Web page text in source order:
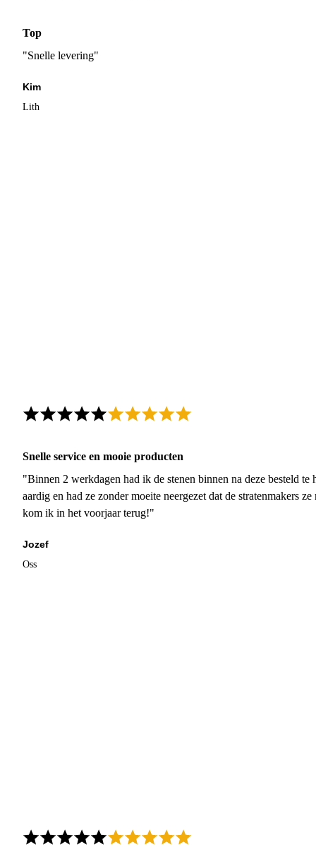
Top
"Snelle levering"
Kim
Lith
Snelle service en mooie producten
"Binnen 2 werkdagen had ik de stenen binnen na deze besteld
aardig en had ze zonder moeite neergezet dat de stratenmakers
kom ik in het voorjaar terug!"
Jozef
Oss